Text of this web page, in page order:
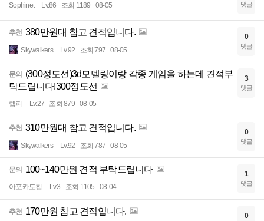
Sophinet Lv.86 조회 1189 08-05 댓글
추천 380만원대 참고 견적입니다.
Skywalkers Lv.92 조회 797 08-05
0
댓글
문의
(300정도선)3d모델링이랑 각종 게임을 하는데 견적부
탁드립니다!300정도선
햅피 Lv.27 조회 879 08-05
3
댓글
추천 310만원대 참고 견적입니다.
Skywalkers Lv.92 조회 787 08-05
0
댓글
문의 100~140만원 견적 부탁드립니다
아포카토칩 Lv.3 조회 1105 08-04
1
댓글
추천 170만원 참고 견적입니다. 0